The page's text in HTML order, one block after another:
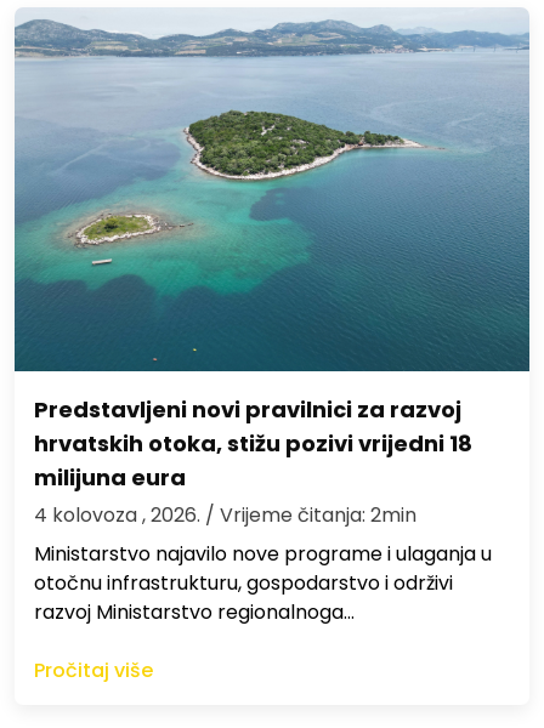
Predstavljeni novi pravilnici za razvoj
hrvatskih otoka, stižu pozivi vrijedni 18
milijuna eura
4 kolovoza , 2026. / Vrijeme čitanja: 2min
Ministarstvo najavilo nove programe i ulaganja u
otočnu infrastrukturu, gospodarstvo i održivi
razvoj Ministarstvo regionalnoga…
Pročitaj više